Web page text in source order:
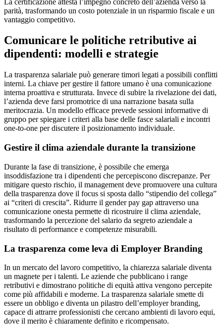
parità, trasformando un costo potenziale in un risparmio fiscale e un
vantaggio competitivo.
Comunicare le politiche retributive ai
dipendenti: modelli e strategie
La trasparenza salariale può generare timori legati a possibili conflitti
interni. La chiave per gestire il fattore umano è una comunicazione
interna proattiva e strutturata. Invece di subire la rivelazione dei dati,
l’azienda deve farsi promotrice di una narrazione basata sulla
meritocrazia. Un modello efficace prevede sessioni informative di
gruppo per spiegare i criteri alla base delle fasce salariali e incontri
one-to-one per discutere il posizionamento individuale.
Gestire il clima aziendale durante la transizione
Durante la fase di transizione, è possibile che emerga
insoddisfazione tra i dipendenti che percepiscono discrepanze. Per
mitigare questo rischio, il management deve promuovere una cultura
della trasparenza dove il focus si sposta dallo “stipendio del collega”
ai “criteri di crescita”. Ridurre il gender pay gap attraverso una
comunicazione onesta permette di ricostruire il clima aziendale,
trasformando la percezione del salario da segreto aziendale a
risultato di performance e competenze misurabili.
La trasparenza come leva di Employer Branding
In un mercato del lavoro competitivo, la chiarezza salariale diventa
un magnete per i talenti. Le aziende che pubblicano i range
retributivi e dimostrano politiche di equità attiva vengono percepite
come più affidabili e moderne. La trasparenza salariale smette di
essere un obbligo e diventa un pilastro dell’employer branding,
capace di attrarre professionisti che cercano ambienti di lavoro equi,
dove il merito è chiaramente definito e ricompensato.